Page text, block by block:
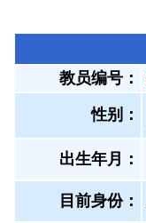
教员编号：
性别：
出生年月：
目前身份：